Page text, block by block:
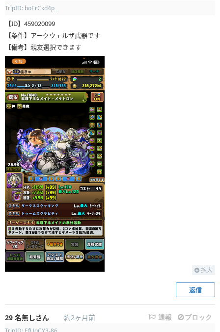
TripID: boErCkd4p_
【ID】459020099
【条件】アークウェルザ武器です
【備考】親友選択できます
拡大
返信
29 名無しさん 約2ヶ月前 通報 ブロック